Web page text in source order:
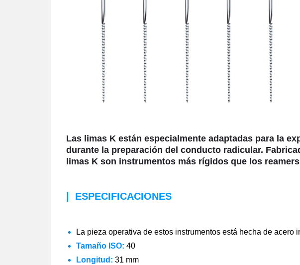
Las limas K están especialmente adaptadas para la
durante la preparación del conducto radicular.
limas K son instrumentos más rígidos que los
ESPECIFICACIONES
La pieza operativa de estos instrumentos está hecha de
Tamaño ISO: 40
Longitud: 31 mm